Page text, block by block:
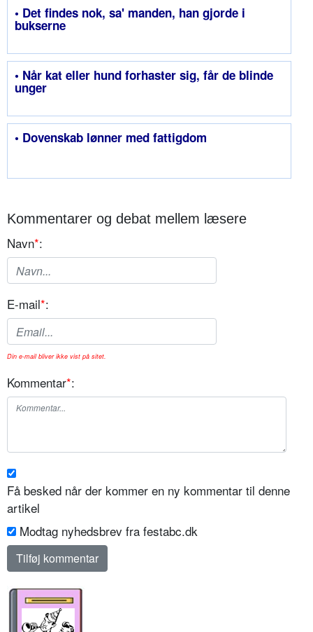
• Det findes nok, sa' manden, han gjorde i
bukserne
• Når kat eller hund forhaster sig, får de blinde
unger
• Dovenskab lønner med fattigdom
Kommentarer og debat mellem læsere
Navn*:
E-mail*:
Din e-mail bliver ikke vist på sitet.
Kommentar*:
Få besked når der kommer en ny kommentar til denne
artikel
Modtag nyhedsbrev fra festabc.dk